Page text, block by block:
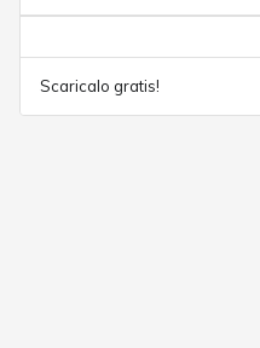
Scaricalo gratis!